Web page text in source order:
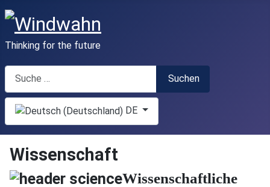
Thinking for the future
Suchen
Suchen
Sprache auswählen
DE
Wissenschaft
Wissenschaftliche